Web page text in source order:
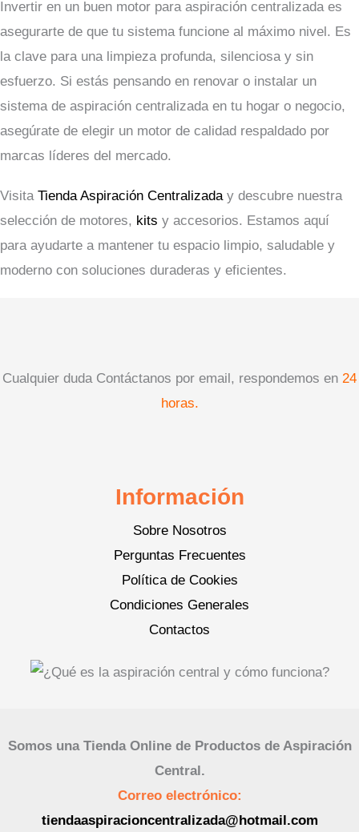
Invertir en un buen motor para aspiración centralizada es
asegurarte de que tu sistema funcione al máximo nivel. Es
la clave para una limpieza profunda, silenciosa y sin
esfuerzo. Si estás pensando en renovar o instalar un
sistema de aspiración centralizada en tu hogar o negocio,
asegúrate de elegir un motor de calidad respaldado por
marcas líderes del mercado.
Visita Tienda Aspiración Centralizaday descubre nuestra
selección de motores, kits y accesorios. Estamos aquí
para ayudarte a mantener tu espacio limpio, saludable y
moderno con soluciones duraderas y eficientes.
Cualquier duda Contáctanos por email, respondemos en 24
horas.
Información
Sobre Nosotros
Perguntas Frecuentes
Política de Cookies
Condiciones Generales
Contactos
Somos una Tienda Online de Productos de Aspiración
Central.
Correo electrónico:
tiendaaspiracioncentralizada@hotmail.com